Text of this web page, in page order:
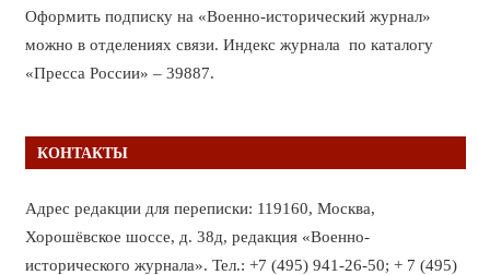
Оформить подписку на «Военно-исторический журнал»
можно в отделениях связи. Индекс журнала по каталогу
«Пресса России» – 39887.
КОНТАКТЫ
Адрес редакции для переписки: 119160, Москва,
Хорошёвское шоссе, д. 38д, редакция «Военно-
исторического журнала». Тел.: +7 (495) 941-26-50; + 7 (495)